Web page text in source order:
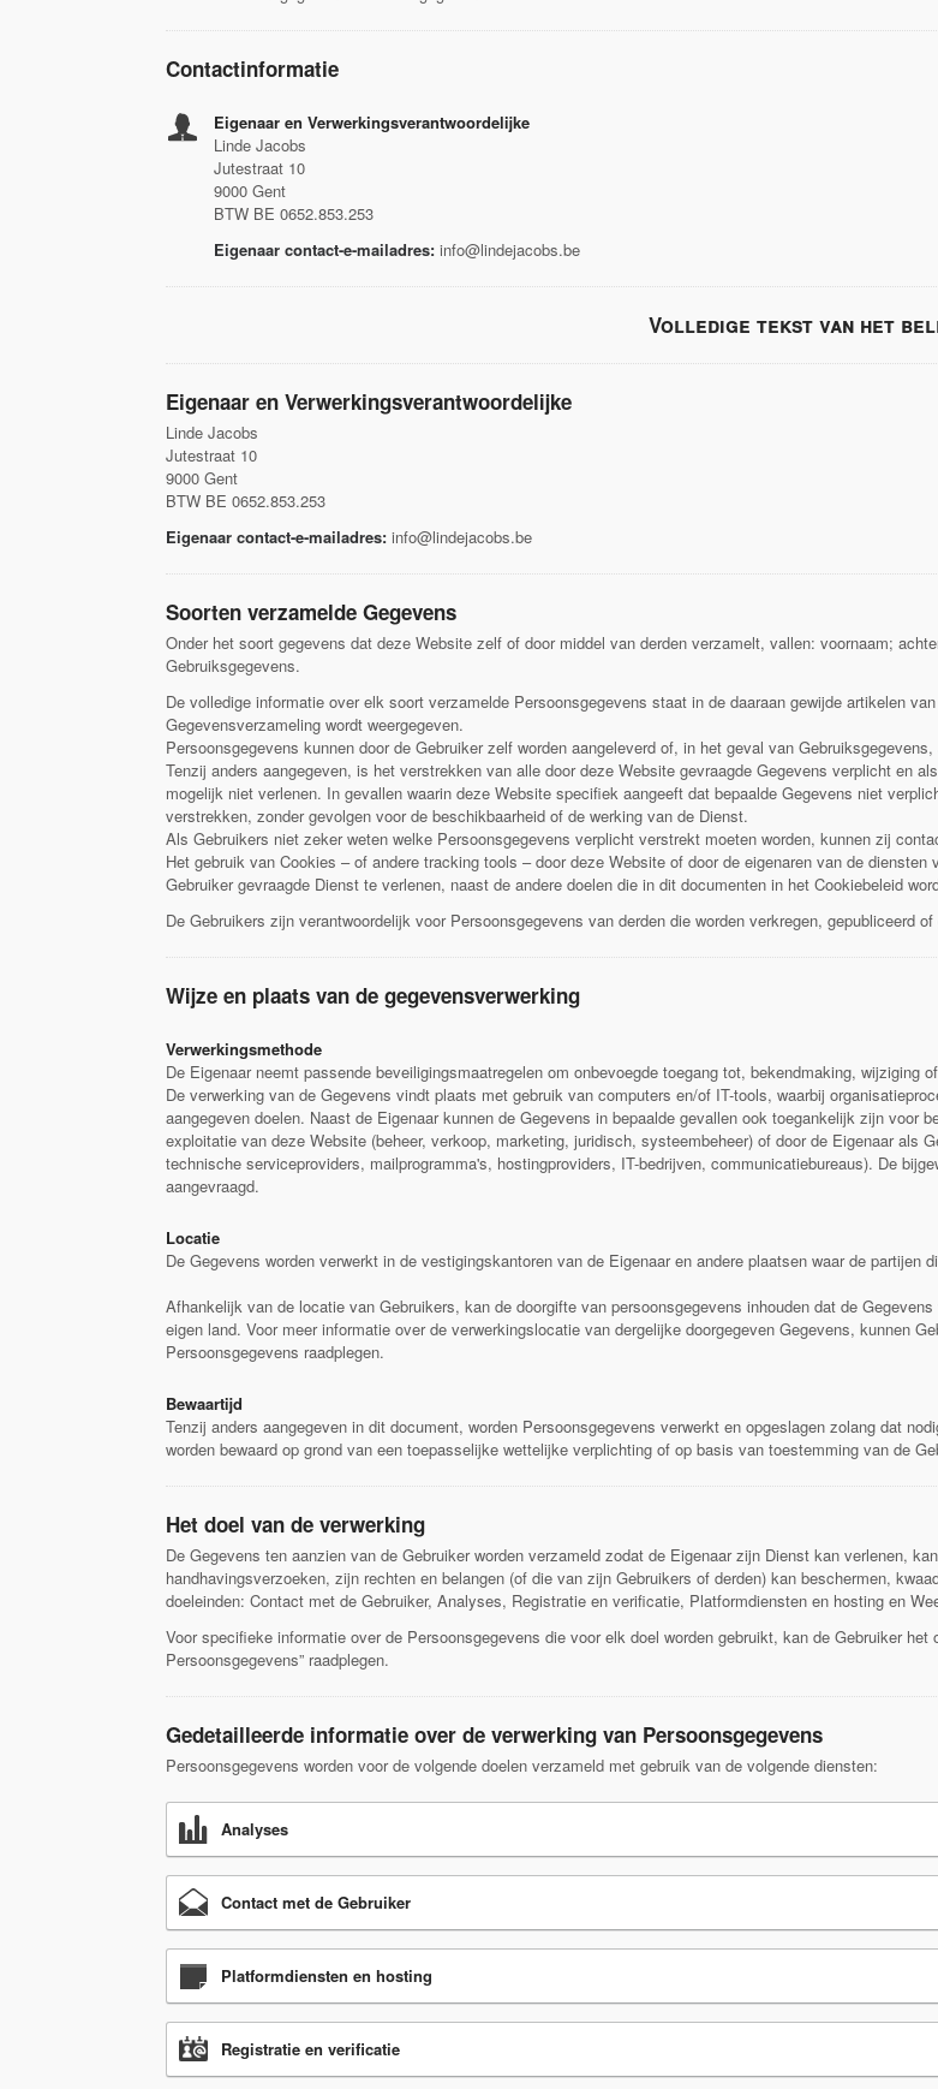
Contactinformatie
Eigenaar en Verwerkingsverantwoordelijke
Linde Jacobs
Jutestraat 10
9000 Gent
BTW BE 0652.853.253
Eigenaar contact-e-mailadres: info@lindejacobs.be
Volledige tekst van het
Eigenaar en Verwerkingsverantwoordelijke
Linde Jacobs
Jutestraat 10
9000 Gent
BTW BE 0652.853.253
Eigenaar contact-e-mailadres: info@lindejacobs.be
Soorten verzamelde Gegevens
Onder het soort gegevens dat deze Website zelf of door middel van derden verzamelt, vallen: voornaam;
Gebruiksgegevens.
De volledige informatie over elk soort verzamelde Persoonsgegevens staat in de daaraan gewijde artikelen
Gegevensverzameling wordt weergegeven.
Persoonsgegevens kunnen door de Gebruiker zelf worden aangeleverd of, in het geval van
Tenzij anders aangegeven, is het verstrekken van alle door deze Website gevraagde Gegevens verplicht en
mogelijk niet verlenen. In gevallen waarin deze Website specifiek aangeeft dat bepaalde Gegevens niet
verstrekken, zonder gevolgen voor de beschikbaarheid of de werking van de Dienst.
Als Gebruikers niet zeker weten welke Persoonsgegevens verplicht verstrekt moeten worden, kunnen zij
Het gebruik van Cookies – of andere tracking tools – door deze Website of door de eigenaren van de
Gebruiker gevraagde Dienst te verlenen, naast de andere doelen die in dit documenten in het Cookiebeleid
De Gebruikers zijn verantwoordelijk voor Persoonsgegevens van derden die worden verkregen, gepubliceerd
Wijze en plaats van de gegevensverwerking
Verwerkingsmethode
De Eigenaar neemt passende beveiligingsmaatregelen om onbevoegde toegang tot, bekendmaking, wijziging
De verwerking van de Gegevens vindt plaats met gebruik van computers en/of IT-tools, waarbij
aangegeven doelen. Naast de Eigenaar kunnen de Gegevens in bepaalde gevallen ook toegankelijk zijn voor
exploitatie van deze Website (beheer, verkoop, marketing, juridisch, systeembeheer) of door de Eigenaar als
technische serviceproviders, mailprogramma's, hostingproviders, IT-bedrijven, communicatiebureaus). De
aangevraagd.
Locatie
De Gegevens worden verwerkt in de vestigingskantoren van de Eigenaar en andere plaatsen waar de partijen
Afhankelijk van de locatie van Gebruikers, kan de doorgifte van persoonsgegevens inhouden dat de
eigen land. Voor meer informatie over de verwerkingslocatie van dergelijke doorgegeven Gegevens, kunnen
Persoonsgegevens raadplegen.
Bewaartijd
Tenzij anders aangegeven in dit document, worden Persoonsgegevens verwerkt en opgeslagen zolang dat
worden bewaard op grond van een toepasselijke wettelijke verplichting of op basis van toestemming van de
Het doel van de verwerking
De Gegevens ten aanzien van de Gebruiker worden verzameld zodat de Eigenaar zijn Dienst kan verlenen,
handhavingsverzoeken, zijn rechten en belangen (of die van zijn Gebruikers of derden) kan beschermen,
doeleinden: Contact met de Gebruiker, Analyses, Registratie en verificatie, Platformdiensten en hosting en
Voor specifieke informatie over de Persoonsgegevens die voor elk doel worden gebruikt, kan de Gebruiker het
Persoonsgegevens” raadplegen.
Gedetailleerde informatie over de verwerking van Persoonsgegevens
Persoonsgegevens worden voor de volgende doelen verzameld met gebruik van de volgende diensten:
Analyses
Contact met de Gebruiker
Platformdiensten en hosting
Registratie en verificatie